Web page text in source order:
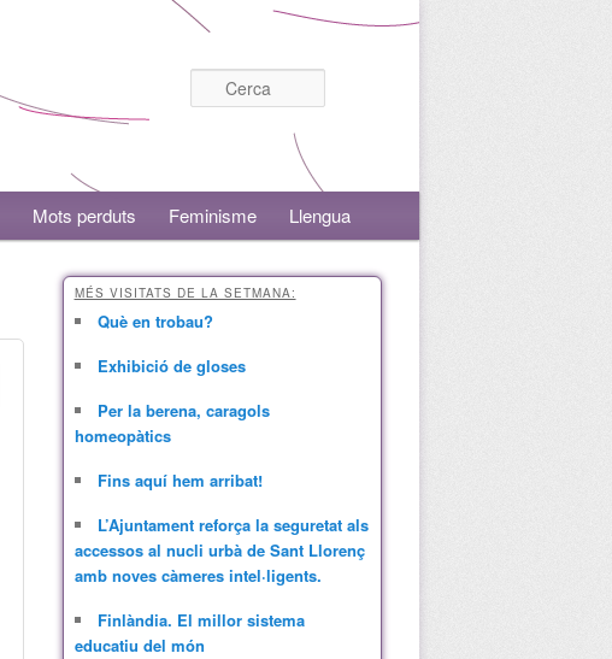
Mots perduts Feminisme Llengua
MÉS VISITATS DE LA SETMANA:
Què en trobau?
Exhibició de gloses
Per la berena, caragols
homeopàtics
Fins aquí hem arribat!
L’Ajuntament reforça la seguretat als
accessos al nucli urbà de Sant Llorenç
amb noves càmeres intel·ligents.
Finlàndia. El millor sistema
educatiu del món